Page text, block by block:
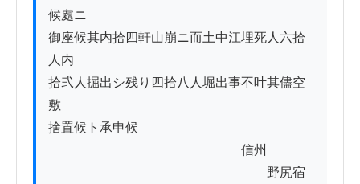
候處ニ
御座候其内拾四軒山崩ニ而土中江埋死人六拾
人内
拾弐人掘出シ残り四拾八人堀出事不叶其儘空
敷
捨置候ト承申候
信州
野尻宿